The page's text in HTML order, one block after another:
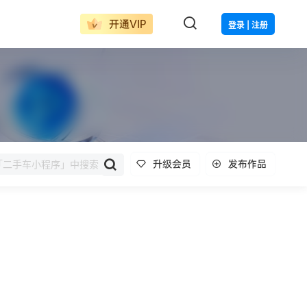
开通VIP 登录 | 注册
升级会员 发布作品